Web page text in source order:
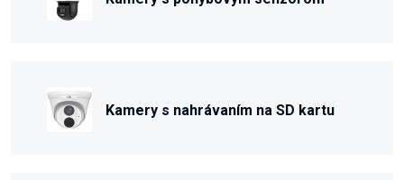
Kamery s nahrávaním na SD kartu